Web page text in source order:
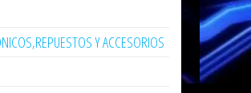
Y ACCESORIOS